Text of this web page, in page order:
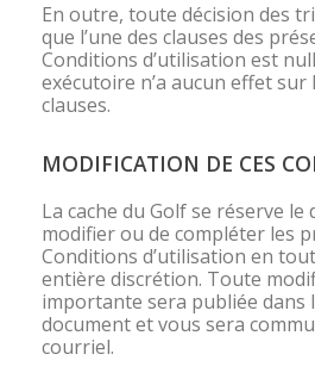
En outre, toute décision des
que l’une des clauses des
Conditions d’utilisation est
exécutoire n’a aucun effet sur
clauses.
MODIFICATION DE CES
La cache du Golf se réserve le
modifier ou de compléter les
Conditions d’utilisation en
entière discrétion. Toute
importante sera publiée dans
document et vous sera
courriel.